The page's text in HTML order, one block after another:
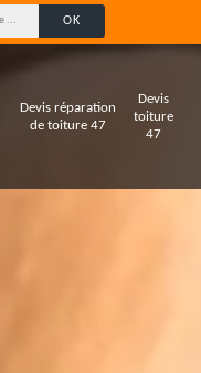
Devis réparation
de toiture 47
Devis
toiture
47